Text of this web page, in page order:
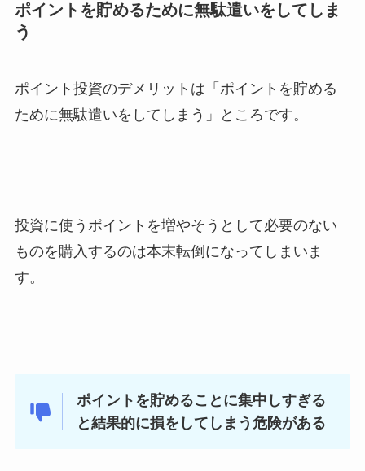
ポイントを貯めるために無駄遣いをしてしま
う
ポイント投資のデメリットは「ポイントを貯める
ために無駄遣いをしてしまう」ところです。
投資に使うポイントを増やそうとして必要のない
ものを購入するのは本末転倒になってしまいま
す。
ポイントを貯めることに集中しすぎる
と結果的に損をしてしまう危険がある